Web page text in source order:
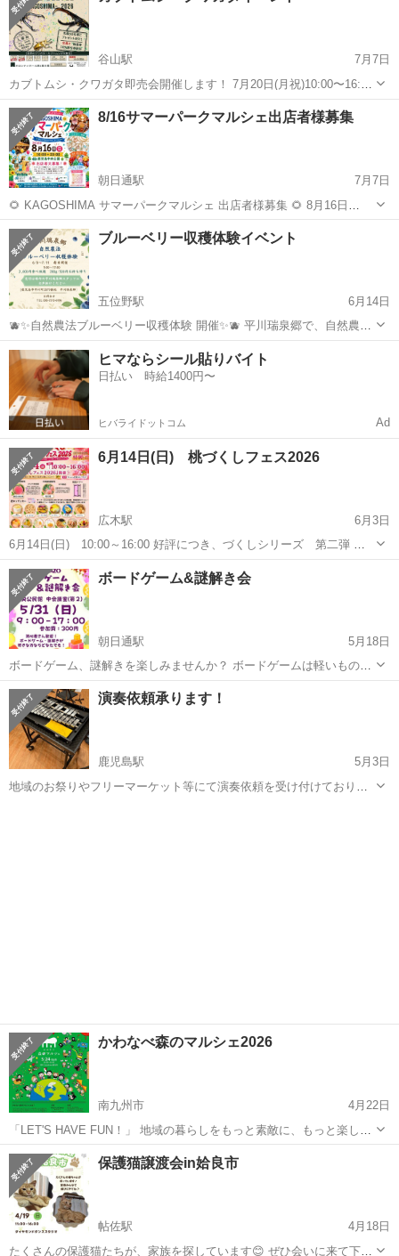
谷山駅
7月7日
カブトムシ・クワガタ即売会開催します！ 7月20日(月祝)10:00〜16:00
場所:オロシティーホール 詳細はフライヤーをご覧ください！
鹿児島 鹿児島市 谷山駅 地域/お祭り クワガタ
8/16サマーパークマルシェ出店者様募集
朝日通駅
7月7日
🌻 KAGOSHIMA サマーパークマルシェ 出店者様募集 🌻 8月16日
（日） 10:00〜20:00 鹿児島中央公園にて開催！ 夏の一日を楽しむ
「サマーパークマルシェ」を開催します。 多くのお客様で賑わう公園
で、一緒...
鹿児島 鹿児島市 朝日通駅 地域/お祭り マルシェ
ブルーベリー収穫体験イベント
五位野駅
6月14日
🫐✨自然農法ブルーベリー収穫体験 開催✨🫐 平川瑞泉郷で、自然農法
で大切に育てたブルーベリーの収穫体験を開催します！ 太陽の光をた
っぷり浴びて育った旬のブルーベリーを、自分の手で摘み取りながら
味わってみませんか？😊 お子さ...
鹿児島 鹿児島市 五位野駅 地域/お祭り
ヒマならシール貼りバイト
日払い 時給1400円〜
ヒバライドットコム Ad
6月14日(日) 桃づくしフェス2026
広木駅
6月3日
6月14日(日) 10:00～16:00 好評につき、づくしシリーズ 第二弾 『​
桃づくしフェス2026』開催決定 詳しくはコチラ
https://eventkagoshima.wixsite.com/momo 会場 フ...
鹿児島 鹿児島市 広木駅 地域/お祭り
ボードゲーム&謎解き会
朝日通駅
5月18日
ボードゲーム、謎解きを楽しみませんか？ ボードゲームは軽いものか
ら重いものまで たくさんの人が色々持って来てくれるので初心者さん
や小さいお子さんも一緒に楽しむことができます！ 謎解きはオリジナ
ルのものがメインではあります...
鹿児島 鹿児島市 朝日通駅 地域/お祭り
演奏依頼承ります！
鹿児島駅
5月3日
地域のお祭りやフリーマーケット等にて演奏依頼を受け付けておりま
かわなべ森のマルシェ2026
南九州市
4月22日
「LET'S HAVE FUN！」 地域の暮らしをもっと素敵に、もっと楽し
く。 そんなモノとコトを発信するイベントです。 地産地消にこだわっ
た地元の「肉まつり」をはじめ、ワークショップ、ハンドメイド雑
貨、キッチンカ...
鹿児島 南九州市 地域/お祭り マルシェ
保護猫譲渡会in姶良市
帖佐駅
4月18日
たくさんの保護猫たちが、家族を探しています😊 ぜひ会いに来て下さ